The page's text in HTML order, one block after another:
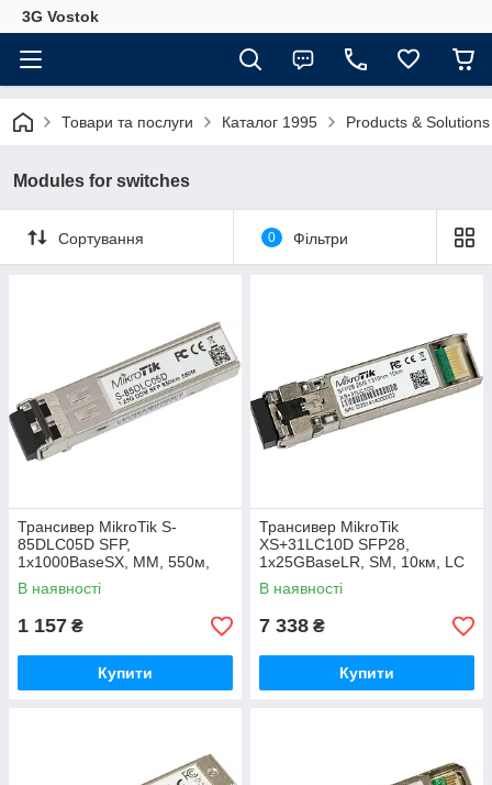
3G Vostok
Товари та послуги Каталог 1995 Products &
Modules for switches
Сортування 0 Фільтри
Трансивер MikroTik S-
85DLC05D SFP,
1x1000BaseSX, MM, 550м,
LC
В наявності
1 157 ₴
Купити
Трансивер MikroTik
XS+31LC10D SFP28,
1x25GBaseLR, SM, 10км, LC
В наявності
7 338 ₴
Купити